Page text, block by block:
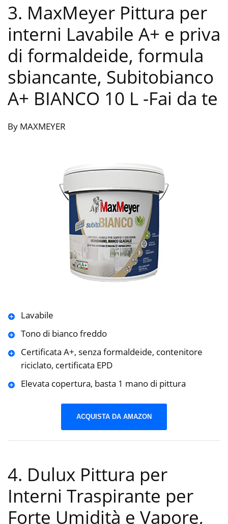
3. MaxMeyer Pittura per
interni Lavabile A+ e priva
di formaldeide, formula
sbiancante, Subitobianco
A+ BIANCO 10 L -Fai da te
By MAXMEYER
Lavabile
Tono di bianco freddo
Certificata A+, senza formaldeide, contenitore
riciclato, certificata EPD
Elevata copertura, basta 1 mano di pittura
ACQUISTA DA AMAZON
4. Dulux Pittura per
Interni Traspirante per
Forte Umidità e Vapore,